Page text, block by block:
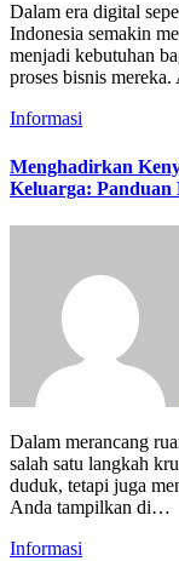
Dalam era digital seperti sekarang, penggunaan Software ERP
Indonesia semakin
menjadi kebutuhan
proses bisnis
Informasi
Menghadirkan
Keluarga: Panduan
Dalam merancang ruang keluarga impian, pemilihan sofa menjadi
salah satu langkah
duduk, tetapi juga
Anda tampilkan di…
Informasi